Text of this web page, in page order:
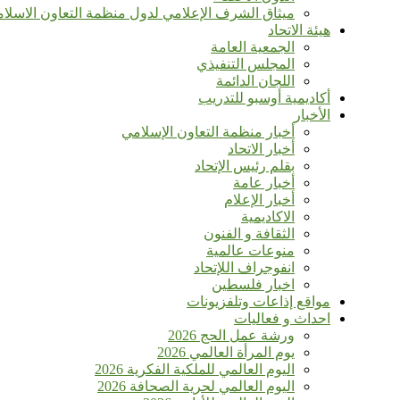
ميثاق الشرف الإعلامي لدول منظمة التعاون
هيئة الاتحاد
الجمعية العامة
المجلس التنفيذي
اللجان الدائمة
أكاديمية أوسبو للتدريب
الأخبار
أخبار منظمة التعاون الإسلامي
أخبار الاتحاد
بقلم رئيس الإتحاد
أخبار عامة
أخبار الإعلام
الاكاديمية
الثقافة و الفنون
منوعات عالمية
انفوجراف اللإتحاد
اخبار فلسطين
مواقع إذاعات وتلفزيونات
احداث و فعاليات
ورشة عمل الحج 2026
يوم المرأة العالمي 2026
اليوم العالمي للملكية الفكرية 2026
اليوم العالمي لحرية الصحافة 2026